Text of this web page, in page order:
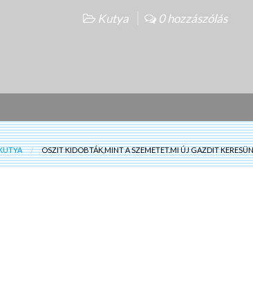
Kutya 0 hozzászólás
OSZIT KIDOBTÁK,MINT A SZEMETET.MI ÚJ GAZDIT